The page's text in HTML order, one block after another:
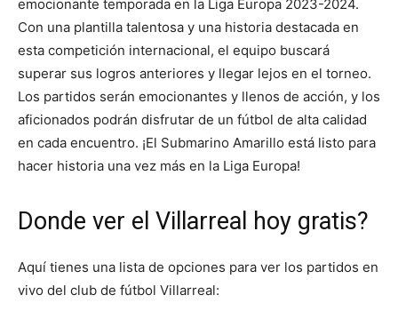
emocionante temporada en la Liga Europa 2023-2024.
Con una plantilla talentosa y una historia destacada en
esta competición internacional, el equipo buscará
superar sus logros anteriores y llegar lejos en el torneo.
Los partidos serán emocionantes y llenos de acción, y los
aficionados podrán disfrutar de un fútbol de alta calidad
en cada encuentro. ¡El Submarino Amarillo está listo para
hacer historia una vez más en la Liga Europa!
Donde ver el Villarreal hoy gratis?
Aquí tienes una lista de opciones para ver los partidos en
vivo del club de fútbol Villarreal: